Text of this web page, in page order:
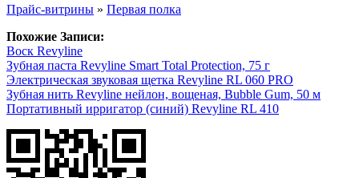
Прайс-витрины » Первая полка
Похожие Записи:
Воск Revyline
Зубная паста Revyline Smart Total Protection, 75 г
Электрическая звуковая щетка Revyline RL 060 PRO
Зубная нить Revyline нейлон, вощеная, Bubble Gum, 50 м
Портативный ирригатор (синий) Revyline RL 410